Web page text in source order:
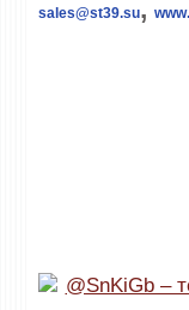
sales@st39.su,